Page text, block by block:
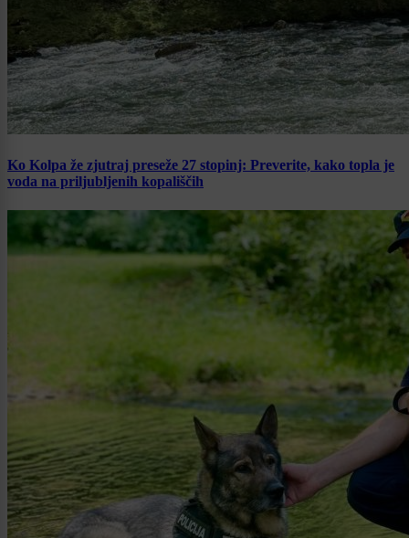
Ko Kolpa že zjutraj preseže 27 stopinj: Preverite, kako topla je
voda na priljubljenih kopališčih